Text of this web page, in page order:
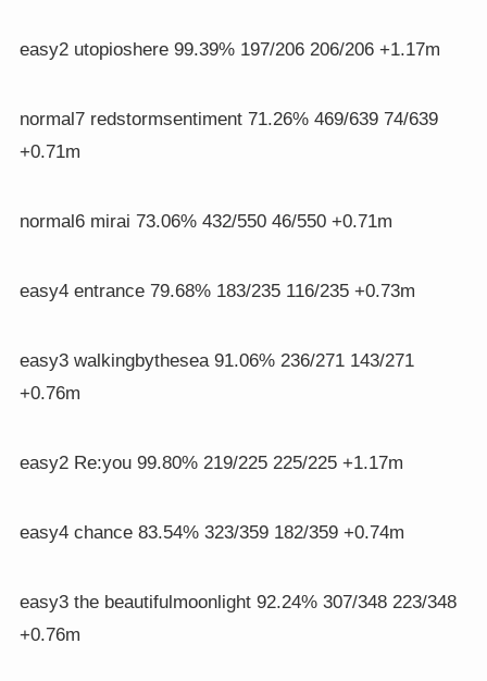
easy2 utopioshere 99.39% 197/206 206/206 +1.17m
normal7 redstormsentiment 71.26% 469/639 74/639
+0.71m
normal6 mirai 73.06% 432/550 46/550 +0.71m
easy4 entrance 79.68% 183/235 116/235 +0.73m
easy3 walkingbythesea 91.06% 236/271 143/271
+0.76m
easy2 Re:you 99.80% 219/225 225/225 +1.17m
easy4 chance 83.54% 323/359 182/359 +0.74m
easy3 the beautifulmoonlight 92.24% 307/348 223/348
+0.76m